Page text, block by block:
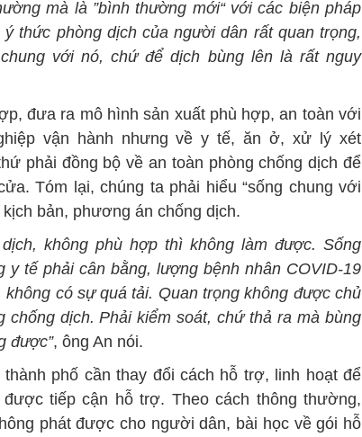
mà là ”bình thường mới“ với các biện pháp
thức phòng dịch của người dân rất quan trọng,
với nó, chứ để dịch bùng lên là rất nguy
đưa ra mô hình sản xuất phù hợp, an toàn với
vận hành nhưng về y tế, ăn ở, xử lý xét
phải đồng bộ về an toàn phòng chống dịch để
Tóm lại, chúng ta phải hiểu “sống chung với
bản, phương án chống dịch.
không phù hợp thì không làm được. Sống
y tế phải cân bằng, lượng bệnh nhân COVID-19
có sự quá tải. Quan trọng không được chủ
chống dịch. Phải kiểm soát, chứ thả ra mà bùng
được”, ông An nói.
phố cần thay đổi cách hỗ trợ, linh hoạt để
tiếp cận hỗ trợ. Theo cách thông thường,
phát được cho người dân, bài học về gói hỗ